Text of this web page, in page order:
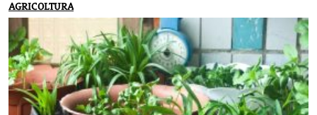
AGRICOLTURA